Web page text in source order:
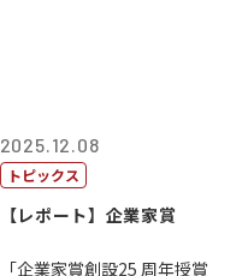
2025.12.08
トピックス
【レポート】企業家賞
「企業家賞創設25 周年授賞